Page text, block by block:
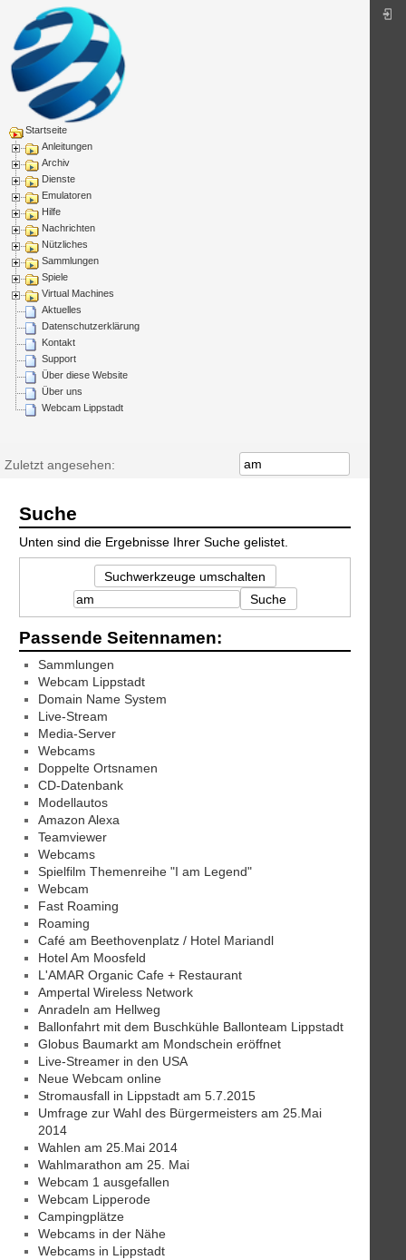
Startseite
Anleitungen
Archiv
Dienste
Emulatoren
Hilfe
Nachrichten
Nützliches
Sammlungen
Spiele
Virtual Machines
Aktuelles
Datenschutzerklärung
Kontakt
Support
Über diese Website
Über uns
Webcam Lippstadt
Zuletzt angesehen:
Suche
Unten sind die Ergebnisse Ihrer Suche gelistet.
Suchwerkzeuge umschalten
Suche
Passende Seitennamen:
Sammlungen
Webcam Lippstadt
Domain Name System
Live-Stream
Media-Server
Webcams
Doppelte Ortsnamen
CD-Datenbank
Modellautos
Amazon Alexa
Teamviewer
Webcams
Spielfilm Themenreihe "I am Legend"
Webcam
Fast Roaming
Roaming
Café am Beethovenplatz / Hotel Mariandl
Hotel Am Moosfeld
L'AMAR Organic Cafe + Restaurant
Ampertal Wireless Network
Anradeln am Hellweg
Ballonfahrt mit dem Buschkühle Ballonteam Lippstadt
Globus Baumarkt am Mondschein eröffnet
Live-Streamer in den USA
Neue Webcam online
Stromausfall in Lippstadt am 5.7.2015
Umfrage zur Wahl des Bürgermeisters am 25.Mai
2014
Wahlen am 25.Mai 2014
Wahlmarathon am 25. Mai
Webcam 1 ausgefallen
Webcam Lipperode
Campingplätze
Webcams in der Nähe
Webcams in Lippstadt